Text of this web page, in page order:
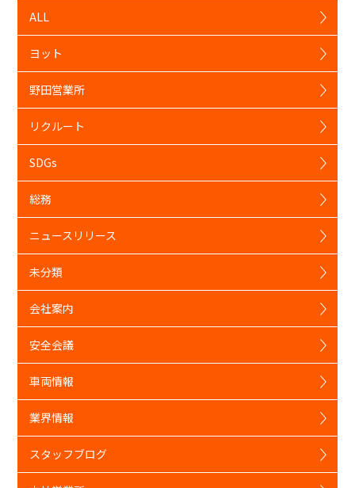
ALL
ヨット
野田営業所
リクルート
SDGs
総務
ニュースリリース
未分類
会社案内
安全会議
車両情報
業界情報
スタッフブログ